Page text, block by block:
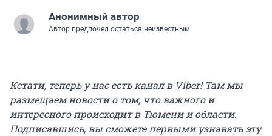
Анонимный автор
Автор предпочел остаться неизвестным
Кстати, теперь у нас есть канал в Viber! Там мы
размещаем новости о том, что важного и
интересного происходит в Тюмени и области.
Подписавшись, вы сможете первыми узнавать эту